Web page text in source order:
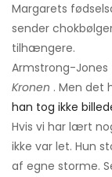
Margarets
sender
tilhængere.
Armstrong-Jones
Kronen . Men det
han tog ikke
Hvis vi har lært
ikke var let. Hun
af egne storme.